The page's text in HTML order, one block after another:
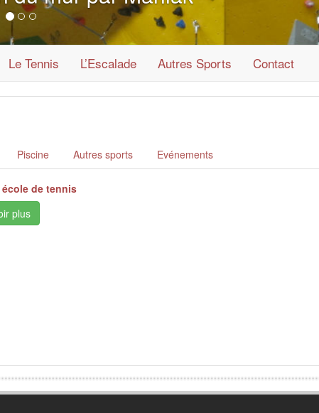
Le Tennis L’Escalade Autres Sports Contact
Piscine Autres sports Evénements
de tennis
plus